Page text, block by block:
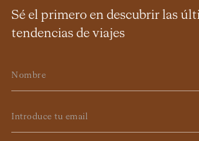
Sé el primero en descubrir las
tendencias de viajes